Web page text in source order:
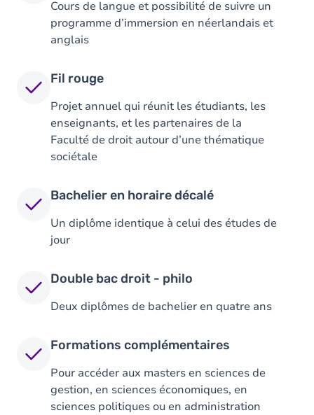
Cours de langue et possibilité de suivre un
programme d’immersion en néerlandais et
anglais
Fil rouge
Projet annuel qui réunit les étudiants, les
enseignants, et les partenaires de la
Faculté de droit autour d’une thématique
sociétale
Bachelier en horaire décalé
Un diplôme identique à celui des études de
jour
Double bac droit - philo
Deux diplômes de bachelier en quatre ans
Formations complémentaires
Pour accéder aux masters en sciences de
gestion, en sciences économiques, en
sciences politiques ou en administration